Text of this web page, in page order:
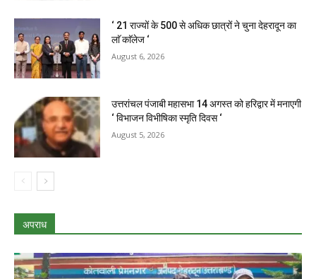
‘ 21 राज्यों के 500 से अधिक छात्रों ने चुना देहरादून का
लाॅ काॅलेज ‘
August 6, 2026
उत्तरांचल पंजाबी महासभा 14 अगस्त को हरिद्वार में मनाएगी
‘ विभाजन विभीषिका स्मृति दिवस ‘
August 5, 2026
अपराध